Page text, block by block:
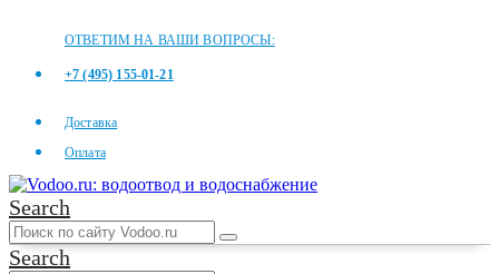
ОТВЕТИМ НА ВАШИ ВОПРОСЫ:
+7 (495) 155-01-21
Доставка
Оплата
Search
Search